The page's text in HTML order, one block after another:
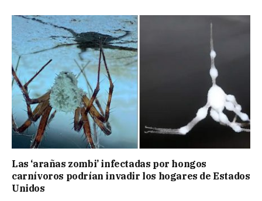
Las ‘arañas zombi’ infectadas por hongos
carnívoros podrían invadir los hogares de Estados
Unidos